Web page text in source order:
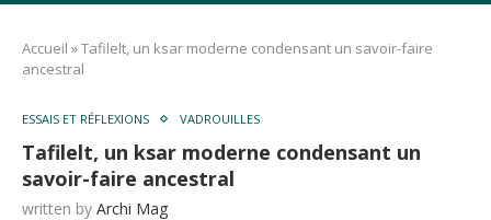
Accueil »Tafilelt, un ksar moderne condensant un savoir-faire
ancestral
ESSAIS ET RÉFLEXIONS VADROUILLES
Tafilelt, un ksar moderne condensant un
savoir-faire ancestral
written by Archi Mag